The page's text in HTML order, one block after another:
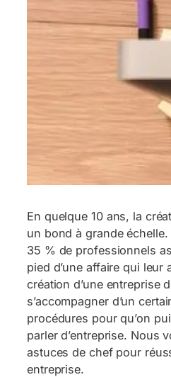
En quelque 10 ans, la
un bond à grande
35 % de professionnels
pied d’une affaire qui leur
création d’une entreprise
s’accompagner d’un
procédures pour qu’on
parler d’entreprise. Nous
astuces de chef pour
entreprise.